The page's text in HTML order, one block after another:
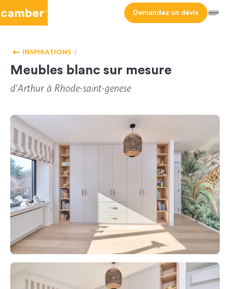
Demandez un devis Menu
INSPIRATIONS
Meubles blanc sur mesure
d'Arthur à Rhode-saint-genese